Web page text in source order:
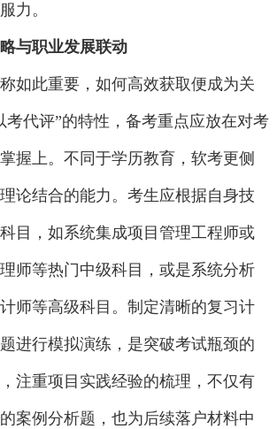
力。
与职业发展联动
此重要，如何高效获取便成为关
考代评”的特性，备考重点应放在对考
握上。不同于学历教育，软考更侧
论结合的能力。考生应根据自身技
目，如系统集成项目管理工程师或
师等热门中级科目，或是系统分析
师等高级科目。制定清晰的复习计
进行模拟演练，是突破考试瓶颈的
注重项目实践经验的梳理，不仅有
案例分析题，也为后续落户材料中